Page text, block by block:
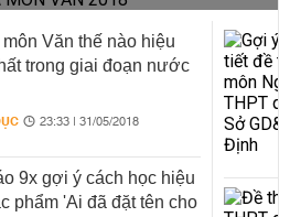
Văn thế nào hiệu
trong giai đoạn nước
23:33 | 31/05/2018
9x gợi ý cách học hiệu
phẩm 'Ai đã đặt tên cho